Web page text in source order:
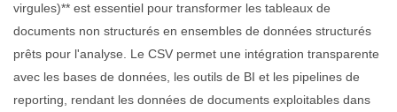
virgules)** est essentiel pour transformer les tableaux de
documents non structurés en ensembles de données structurés
prêts pour l'analyse. Le CSV permet une intégration transparente
avec les bases de données, les outils de BI et les pipelines de
reporting, rendant les données de documents exploitables dans